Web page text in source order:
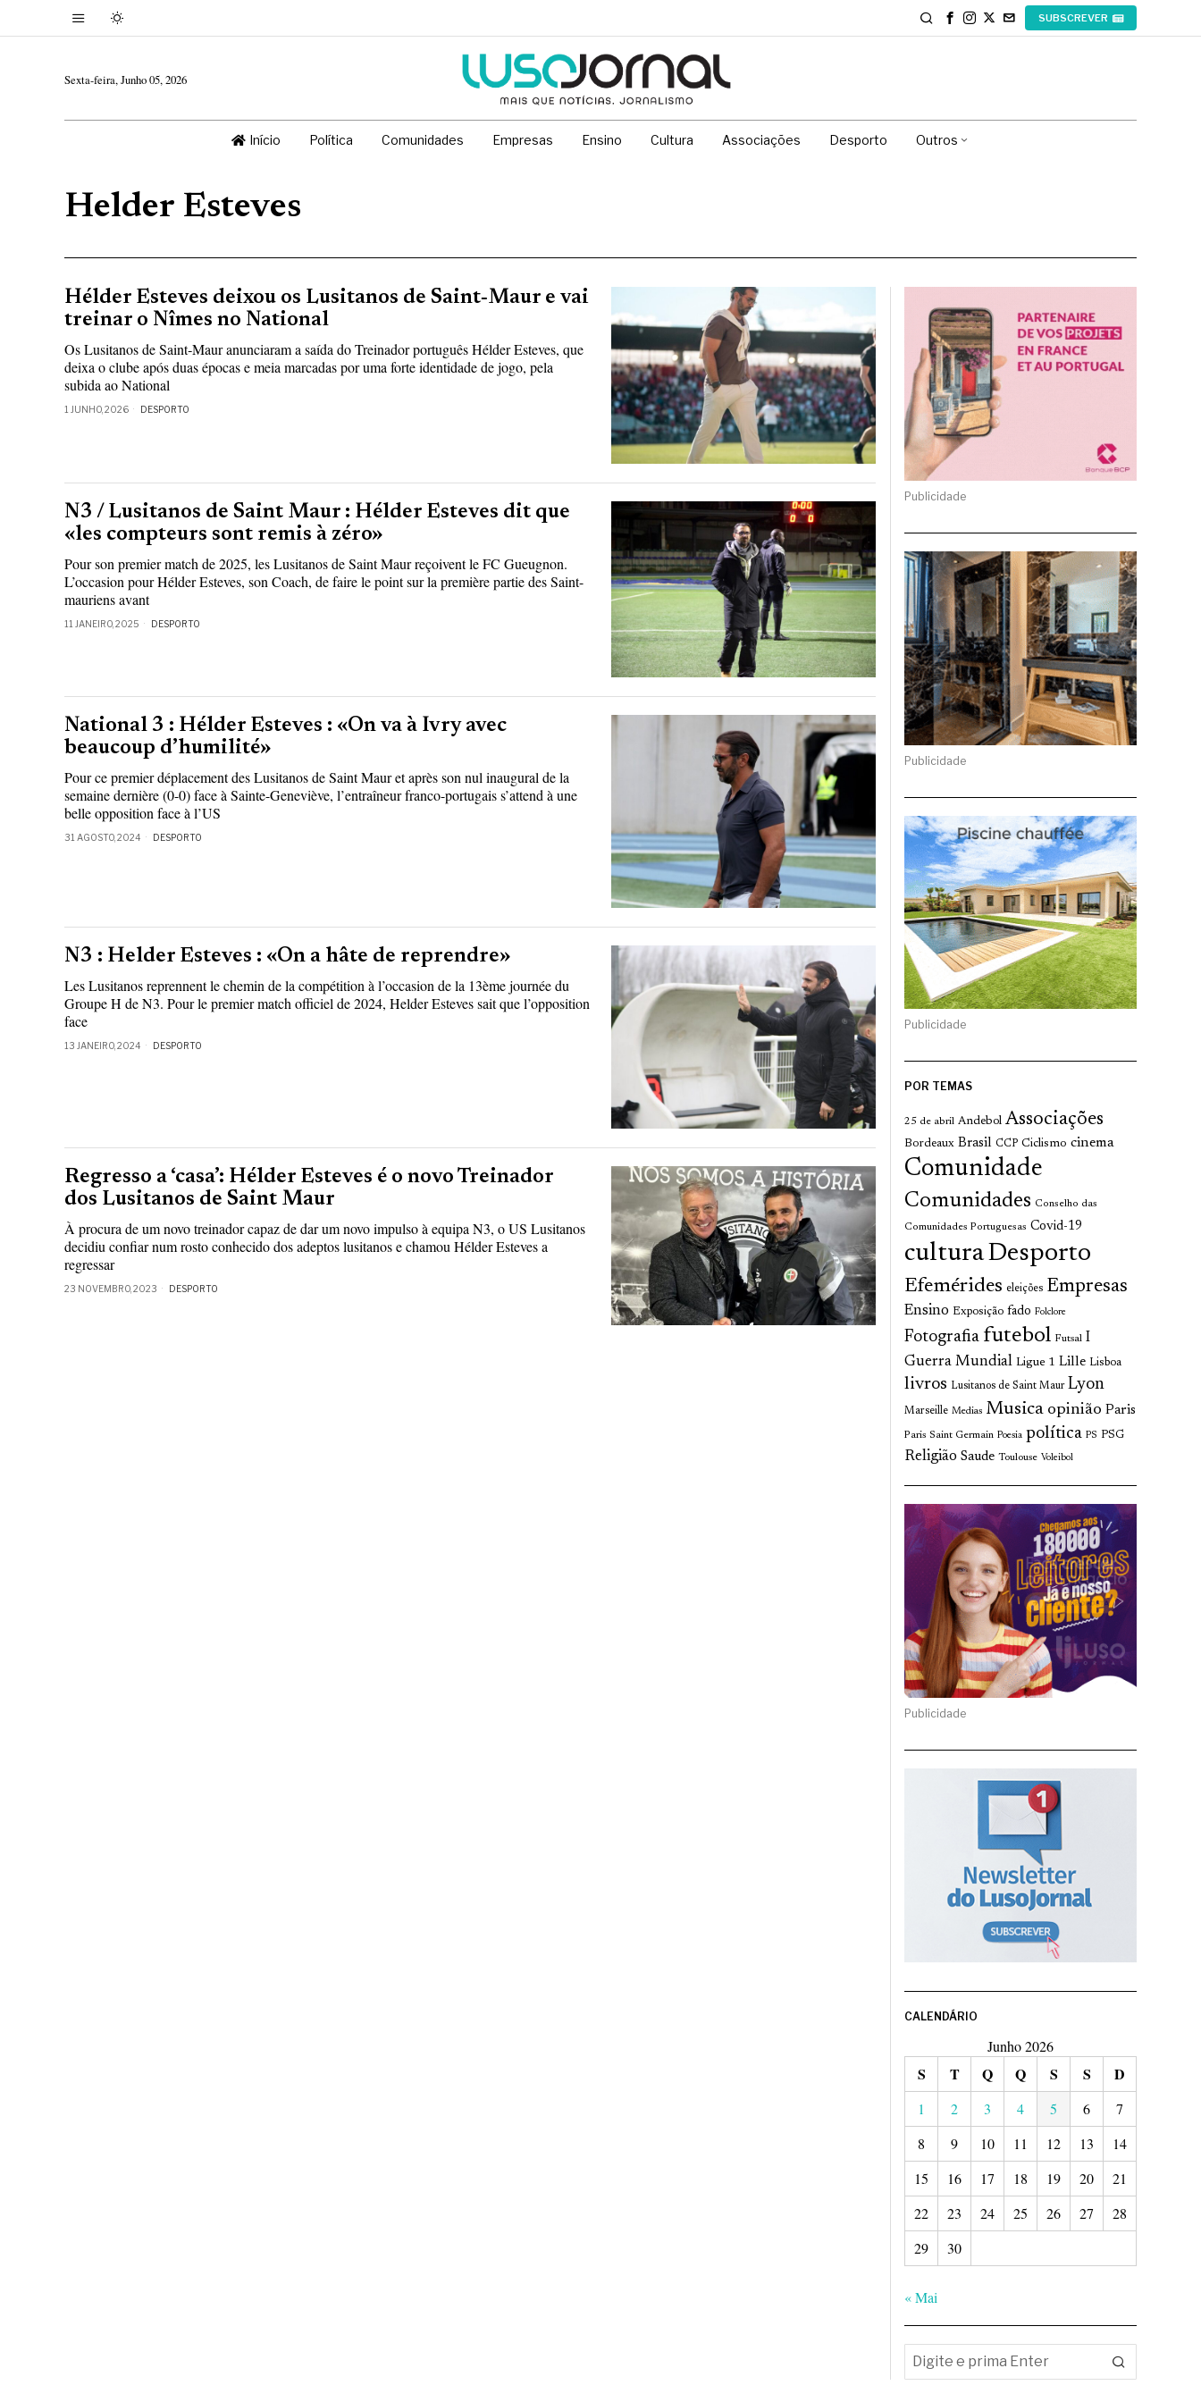
SUBSCREVER
Sexta-feira, Junho 05, 2026
Início Política Comunidades Empresas Ensino Cultura Associações Desporto Outros
Helder Esteves
Hélder Esteves deixou os Lusitanos de Saint‑Maur e vai
treinar o Nîmes no National
Os Lusitanos de Saint‑Maur anunciaram a saída do Treinador português Hélder Esteves, que
deixa o clube após duas épocas e meia marcadas por uma forte identidade de jogo, pela
subida ao National
1 JUNHO, 2026 DESPORTO
N3 / Lusitanos de Saint Maur : Hélder Esteves dit que
«les compteurs sont remis à zéro»
Pour son premier match de 2025, les Lusitanos de Saint Maur reçoivent le FC Gueugnon.
L’occasion pour Hélder Esteves, son Coach, de faire le point sur la première partie des Saint-
mauriens avant
11 JANEIRO, 2025 DESPORTO
National 3 : Hélder Esteves : «On va à Ivry avec
beaucoup d’humilité»
Pour ce premier déplacement des Lusitanos de Saint Maur et après son nul inaugural de la
semaine dernière (0-0) face à Sainte-Geneviève, l’entraîneur franco-portugais s’attend à une
belle opposition face à l’US
31 AGOSTO, 2024 DESPORTO
N3 : Helder Esteves : «On a hâte de reprendre»
Les Lusitanos reprennent le chemin de la compétition à l’occasion de la 13ème journée du
Groupe H de N3. Pour le premier match officiel de 2024, Helder Esteves sait que l’opposition
face
13 JANEIRO, 2024 DESPORTO
Regresso a ‘casa’: Hélder Esteves é o novo Treinador
dos Lusitanos de Saint Maur
À procura de um novo treinador capaz de dar um novo impulso à equipa N3, o US Lusitanos
decidiu confiar num rosto conhecido dos adeptos lusitanos e chamou Hélder Esteves a
regressar
23 NOVEMBRO, 2023 DESPORTO
Publicidade
Publicidade
Publicidade
POR TEMAS
25 de abril Andebol Associações
Bordeaux Brasil CCP Ciclismo cinema
Comunidade
Comunidades Conselho das
Comunidades Portuguesas Covid-19
culturaDesporto
Efemérides eleições Empresas
Ensino Exposição fado Folclore
Fotografia futebol Futsal I
Guerra Mundial Ligue 1 Lille Lisboa
livros Lusitanos de Saint Maur Lyon
Marseille Medias Musica opinião Paris
Paris Saint Germain Poesia política PS PSG
Religião Saude Toulouse Voleibol
Publicidade
CALENDÁRIO
Junho 2026
S T Q Q S S D
1 2 3 4 5 6
7
8
9 10 11 12 13
14
15
16 17 18 19 20
21
22
23 24 25 26 27
28
29
30
« Mai